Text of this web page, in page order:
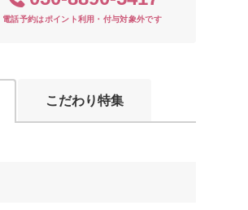
電話予約はポイント利用・付与対象外です
こだわり特集